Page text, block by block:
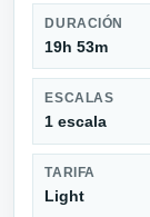
DURACIÓN
19h 53m
ESCALAS
1 escala
TARIFA
Light